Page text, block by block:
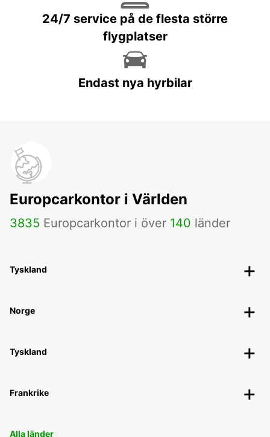
24/7 service på de flesta större
flygplatser
Endast nya hyrbilar
Europcarkontor i Världen
3835 Europcarkontor i över 140 länder
Tyskland
Norge
Tyskland
Frankrike
Alla länder